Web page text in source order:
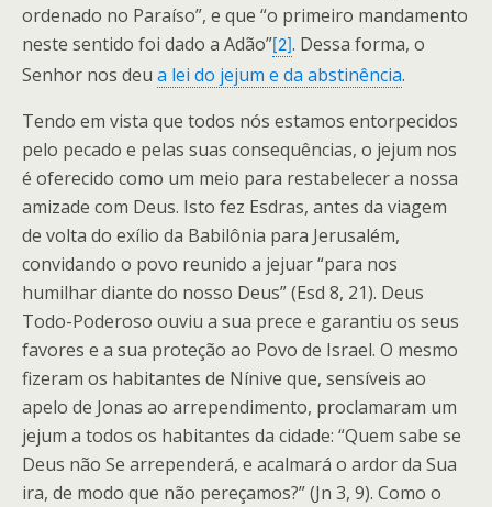
ordenado no Paraíso”, e que “o primeiro mandamento
neste sentido foi dado a Adão” [2] . Dessa forma, o
Senhor nos deu a lei do jejum e da abstinência.
Tendo em vista que todos nós estamos entorpecidos
pelo pecado e pelas suas consequências, o jejum nos
é oferecido como um meio para restabelecer a nossa
amizade com Deus. Isto fez Esdras, antes da viagem
de volta do exílio da Babilônia para Jerusalém,
convidando o povo reunido a jejuar “para nos
humilhar diante do nosso Deus” (Esd 8, 21). Deus
Todo-Poderoso ouviu a sua prece e garantiu os seus
favores e a sua proteção ao Povo de Israel. O mesmo
fizeram os habitantes de Nínive que, sensíveis ao
apelo de Jonas ao arrependimento, proclamaram um
jejum a todos os habitantes da cidade: “Quem sabe se
Deus não Se arrependerá, e acalmará o ardor da Sua
ira, de modo que não pereçamos?” (Jn 3, 9). Como o